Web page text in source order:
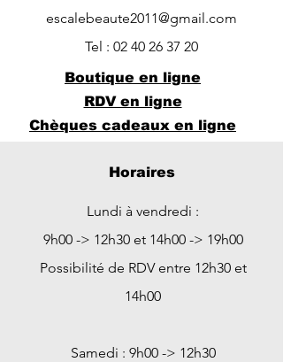
escalebeaute2011@gmail.com
Tel : 02 40 26 37 20
Boutique en ligne
RDV en ligne
Chèques cadeaux en ligne
Horaires
Lundi à vendredi :
9h00 -> 12h30 et 14h00 -> 19h00
Possibilité de RDV entre 12h30 et
14h00
Samedi : 9h00 -> 12h30